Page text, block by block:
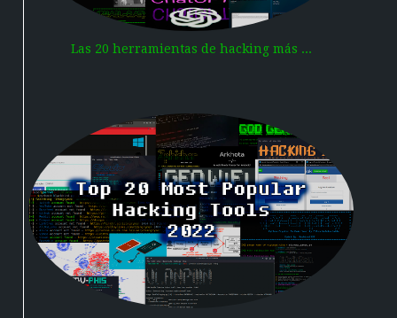
Las 20 herramientas de hacking más ...